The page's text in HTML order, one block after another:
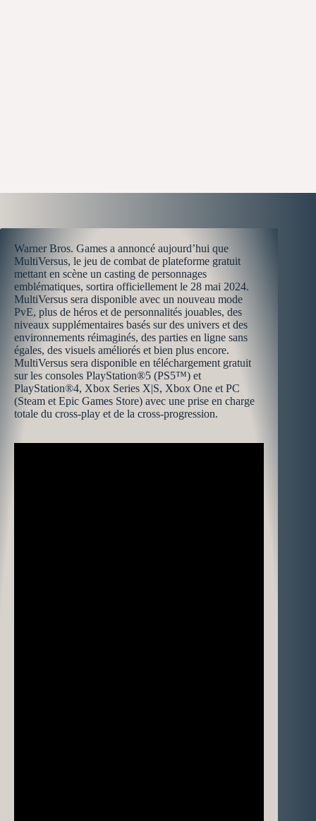
Warner Bros. Games a annoncé aujourd’hui que
MultiVersus, le jeu de combat de plateforme gratuit
mettant en scène un casting de personnages
emblématiques, sortira officiellement le 28 mai 2024.
MultiVersus sera disponible avec un nouveau mode
PvE, plus de héros et de personnalités jouables, des
niveaux supplémentaires basés sur des univers et des
environnements réimaginés, des parties en ligne sans
égales, des visuels améliorés et bien plus encore.
MultiVersus sera disponible en téléchargement gratuit
sur les consoles PlayStation®5 (PS5™) et
PlayStation®4, Xbox Series X|S, Xbox One et PC
(Steam et Epic Games Store) avec une prise en charge
totale du cross-play et de la cross-progression.